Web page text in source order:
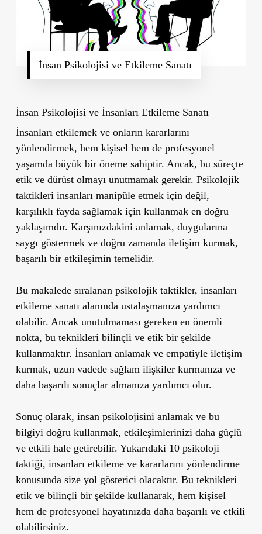
İnsan Psikolojisi ve Etkileme Sanatı
İnsan Psikolojisi ve İnsanları Etkileme Sanatı
İnsanları etkilemek ve onların kararlarını
yönlendirmek, hem kişisel hem de profesyonel
yaşamda büyük bir öneme sahiptir. Ancak, bu süreçte
etik ve dürüst olmayı unutmamak gerekir. Psikolojik
taktikleri insanları manipüle etmek için değil,
karşılıklı fayda sağlamak için kullanmak en doğru
yaklaşımdır. Karşınızdakini anlamak, duygularına
saygı göstermek ve doğru zamanda iletişim kurmak,
başarılı bir etkileşimin temelidir.
Bu makalede sıralanan psikolojik taktikler, insanları
etkileme sanatı alanında ustalaşmanıza yardımcı
olabilir. Ancak unutulmaması gereken en önemli
nokta, bu teknikleri bilinçli ve etik bir şekilde
kullanmaktır. İnsanları anlamak ve empatiyle iletişim
kurmak, uzun vadede sağlam ilişkiler kurmanıza ve
daha başarılı sonuçlar almanıza yardımcı olur.
Sonuç olarak, insan psikolojisini anlamak ve bu
bilgiyi doğru kullanmak, etkileşimlerinizi daha güçlü
ve etkili hale getirebilir. Yukarıdaki 10 psikoloji
taktiği, insanları etkileme ve kararlarını yönlendirme
konusunda size yol gösterici olacaktır. Bu teknikleri
etik ve bilinçli bir şekilde kullanarak, hem kişisel
hem de profesyonel hayatınızda daha başarılı ve etkili
olabilirsiniz.